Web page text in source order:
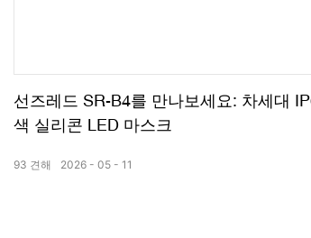
선즈레드 SR-B4를 만나보세요: 차세대
색 실리콘 LED 마스크
2026 05 11
93 견해